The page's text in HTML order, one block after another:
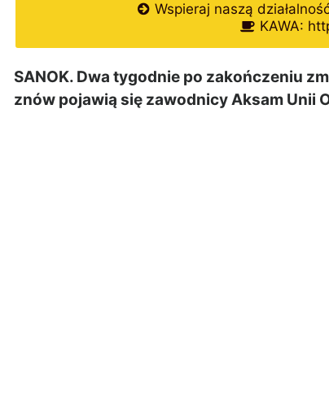
Wspieraj naszą
KAWA:
SANOK. Dwa tygodnie po zakończeniu
znów pojawią się zawodnicy Aksam Unii